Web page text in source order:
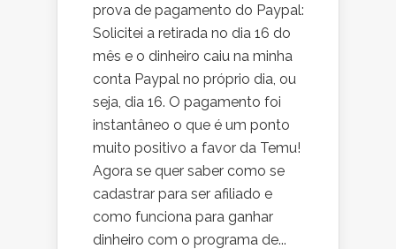
prova de pagamento do Paypal:
Solicitei a retirada no dia 16 do
mês e o dinheiro caiu na minha
conta Paypal no próprio dia, ou
seja, dia 16. O pagamento foi
instantâneo o que é um ponto
muito positivo a favor da Temu!
Agora se quer saber como se
cadastrar para ser afiliado e
como funciona para ganhar
dinheiro com o programa de...